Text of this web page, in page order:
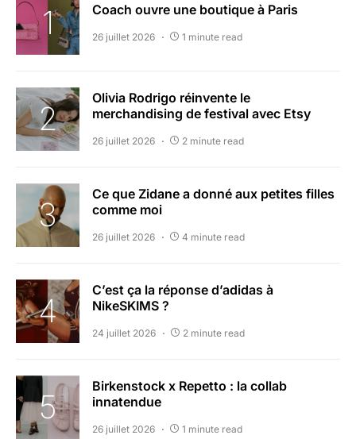
Coach ouvre une boutique à Paris
26 juillet 2026 1 minute read
Olivia Rodrigo réinvente le
merchandising de festival avec Etsy
26 juillet 2026 2 minute read
Ce que Zidane a donné aux petites filles
comme moi
26 juillet 2026 4 minute read
C’est ça la réponse d’adidas à
NikeSKIMS ?
24 juillet 2026 2 minute read
Birkenstock x Repetto : la collab
innatendue
26 juillet 2026 1 minute read